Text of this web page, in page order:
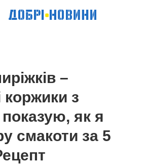
–
з
як я
смакоти за 5